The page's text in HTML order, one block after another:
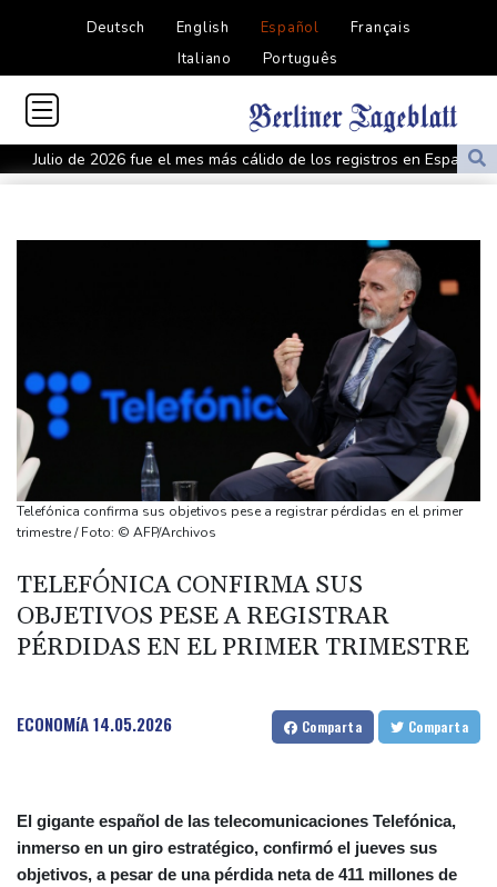
Deutsch English Español
Français
Italiano
Português
Julio de 2026 fue el mes más cálido de los registros en España,
empatado con el de 2022
Un julio de calor récord en regiones donde viven 900 millones de
Arrancó el juicio por el asesinato del rapero Tupac Shakur, 30
años después
Grecia lucha contra un nuevo incendio cerca de Atenas avivado
por fuertes vientos
Tribunal ruso prohíbe al único partido antiguerra participar en
elecciones parlamentarias
Innes FitzGerald, "la Greta Thunberg del atletismo", altavoz en el
Europeo por la causa ambiental
Una muñeca sexual es "confundida" con una víctima de
asesinato en Australia
Una ONG denuncia el secuestro de un jefe indígena en
Fuerte terremoto en Colombia deja 69 muertos y destrucción
Telefónica confirma sus objetivos pese a registrar pérdidas en el primer
trimestre / Foto: © AFP/Archivos
TELEFÓNICA CONFIRMA SUS
OBJETIVOS PESE A REGISTRAR
PÉRDIDAS EN EL PRIMER TRIMESTRE
ECONOMíA14.05.2026 Comparta Comparta
El gigante español de las telecomunicaciones Telefónica,
inmerso en un giro estratégico, confirmó el jueves sus
objetivos, a pesar de una pérdida neta de 411 millones de